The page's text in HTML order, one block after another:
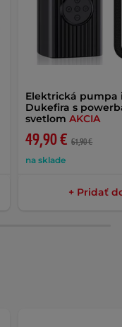
Elektrická pumpa
Dukefira s
svetlomAKCIA
49,90 € 61,90 €
na sklade
+ Pridať